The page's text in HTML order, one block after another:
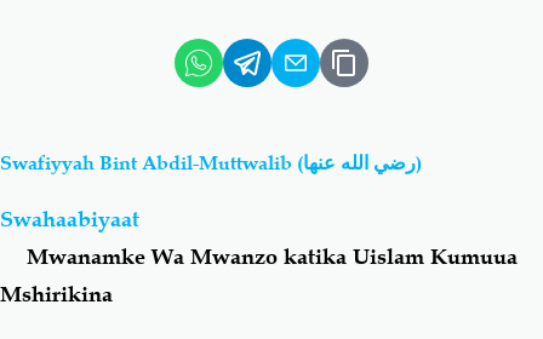
Hadiyth
Aqiydah Manhaj
Shirki & Kufru Bid-'ah (Uzushi)
Swafiyyah Bint Abdil-Muttwalib (رضي الله عنها)
Swahaabiyaat
Mwanamke Wa Mwanzo katika Uislam Kumuua
Mshirikina